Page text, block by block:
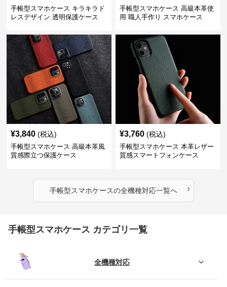
手帳型スマホケース キラキラド
レスデザイン 透明保護ケース
手帳型スマホケース 高級本革使
用 職人手作り スマホケース
¥3,840 (税込)
手帳型スマホケース 高級本革風
質感際立つ保護ケース
¥3,760 (税込)
手帳型スマホケース 本革レザー
質感スマートフォンケース
手帳型スマホケースの全機種対応一覧へ ›
手帳型スマホケース カテゴリ一覧
全機種対応